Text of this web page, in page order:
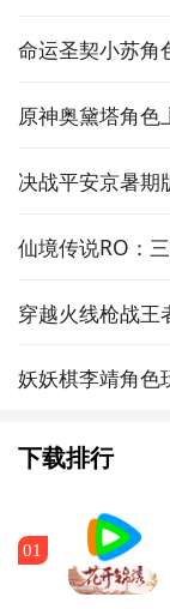
命运圣契小苏角
原神奥黛塔角色
决战平安京暑期
仙境传说RO：
穿越火线枪战王
妖妖棋李靖角色
下载排行
01